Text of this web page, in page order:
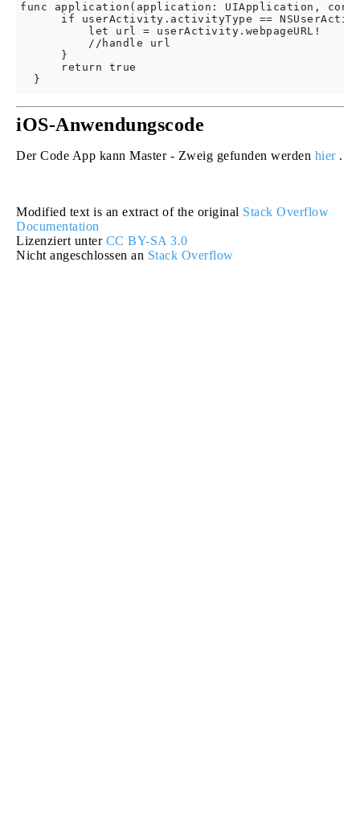
func application(application: UIApplication,
if userActivity.activityType ==
          let url = userActivity.webpageURL!
          //handle url
      }
      return true
iOS-Anwendungscode
Der Code App kann Master - Zweig gefunden werden hier.
Modified text is an extract of the original Stack Overflow
Documentation
Lizenziert unter CC BY-SA 3.0
Nicht angeschlossen an Stack Overflow